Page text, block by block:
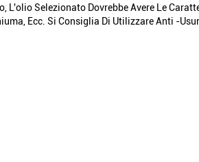
L'olio Selezionato Dovrebbe Avere Le
Ecc. Si Consiglia Di Utilizzare Anti -